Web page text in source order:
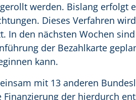
werden. Bislang erfolgt
Dieses Verfahren
In den nächsten Wochen
der Bezahlkarte
kann.
mit 13 anderen
Finanzierung der hierdurch